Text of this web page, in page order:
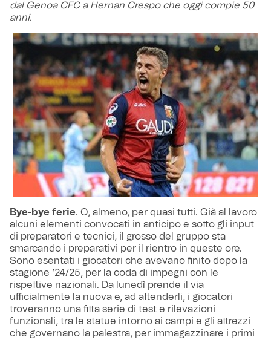
dal Genoa CFC a Hernan Crespo che oggi compie 50
anni.
Bye-bye ferie. O, almeno, per quasi tutti. Già al lavoro
alcuni elementi convocati in anticipo e sotto gli input
di preparatori e tecnici, il grosso del gruppo sta
smarcando i preparativi per il rientro in queste ore.
Sono esentati i giocatori che avevano finito dopo la
stagione ’24/25, per la coda di impegni con le
rispettive nazionali. Da lunedì prende il via
ufficialmente la nuova e, ad attenderli, i giocatori
troveranno una fitta serie di test e rilevazioni
funzionali, tra le statue intorno ai campi e gli attrezzi
che governano la palestra, per immagazzinare i primi